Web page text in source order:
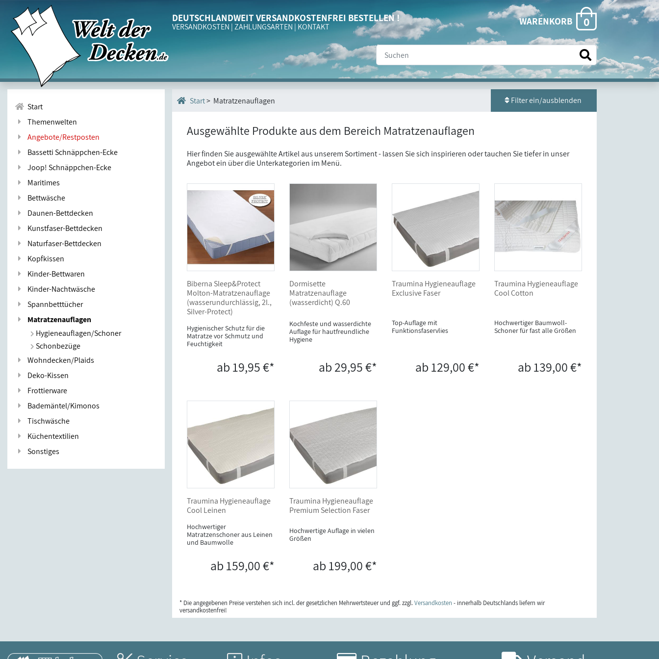
WARENKORB 0
DEUTSCHLANDWEIT VERSANDKOSTENFREI BESTELLEN !
VERSANDKOSTEN |ZAHLUNGSARTEN | KONTAKT
Start
Themenwelten
Angebote/Restposten
Bassetti Schnäppchen-Ecke
Joop! Schnäppchen-Ecke
Maritimes
Bettwäsche
Daunen-Bettdecken
Kunstfaser-Bettdecken
Naturfaser-Bettdecken
Kopfkissen
Kinder-Bettwaren
Kinder-Nachtwäsche
Spannbetttücher
Matratzenauflagen
Hygieneauflagen/Schoner
Schonbezüge
Wohndecken/Plaids
Deko-Kissen
Frottierware
Bademäntel/Kimonos
Tischwäsche
Küchentextilien
Sonstiges
Start> Matratzenauflagen Filter ein/ausblenden
Ausgewählte Produkte aus dem Bereich Matratzenauflagen
Hier finden Sie ausgewählte Artikel aus unserem Sortiment - lassen Sie sich inspirieren oder tauchen Sie tiefer in unser
Angebot ein über die Unterkategorien im Menü.
Biberna Sleep&Protect
Molton-Matratzenauflage
(wasserundurchlässig, 2l.,
Silver-Protect)
Hygienischer Schutz für die
Matratze vor Schmutz und
Feuchtigkeit
ab 19,95 €*
Dormisette
Matratzenauflage
(wasserdicht) Q.60
Kochfeste und wasserdichte
Auflage für hautfreundliche
Hygiene
ab 29,95 €*
Traumina Hygieneauflage
Exclusive Faser
Top-Auflage mit
Funktionsfaservlies
ab 129,00 €*
Traumina Hygieneauflage
Cool Cotton
Hochwertiger Baumwoll-
Schoner für fast alle Größen
ab 139,00 €*
Traumina Hygieneauflage
Cool Leinen
Hochwertiger
Matratzenschoner aus Leinen
und Baumwolle
ab 159,00 €*
Traumina Hygieneauflage
Premium Selection Faser
Hochwertige Auflage in vielen
Größen
ab 199,00 €*
* Die angegebenen Preise verstehen sich incl. der gesetzlichen Mehrwertsteuer und ggf. zzgl.Versandkosten - innerhalb Deutschlands liefern wir
versandkostenfrei!